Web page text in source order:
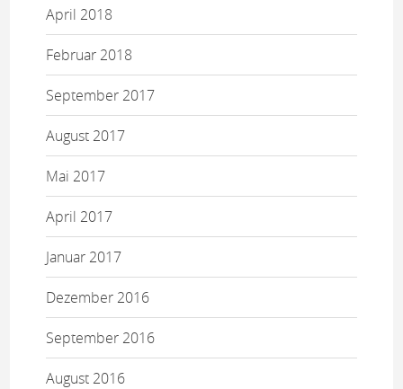
April 2018
Februar 2018
September 2017
August 2017
Mai 2017
April 2017
Januar 2017
Dezember 2016
September 2016
August 2016